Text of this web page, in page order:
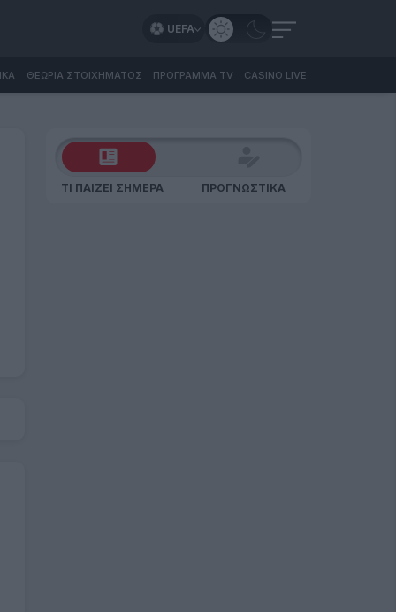
UEFA
ΘΕΩΡΙΑ ΣΤΟΙΧΗΜΑΤΟΣ ΠΡΟΓΡΑΜΜΑ TV CASINO LIVE
ΤΙ ΠΑΙΖΕΙ ΣΗΜΕΡΑ ΠΡΟΓΝΩΣΤΙΚΑ